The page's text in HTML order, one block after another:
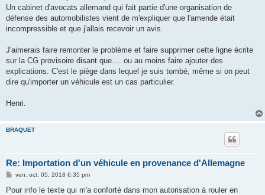
Un cabinet d'avocats allemand qui fait partie d'une organisation de
défense des automobilistes vient de m'expliquer que l'amende était
incompressible et que j'allais recevoir un avis.
J'aimerais faire remonter le problème et faire supprimer cette ligne écrite
sur la CG provisoire disant que.... ou au moins faire ajouter des
explications. C'est le piège dans lequel je suis tombé, même si on peut
dire qu'importer un véhicule est un cas particulier.
Henri.
BRAQUET
Re: Importation d'un véhicule en provenance d'Allemagne
M
s
ven. oct. 05, 2018 6:35 pm
Pour info le texte qui m'a conforté dans mon autorisation à rouler en